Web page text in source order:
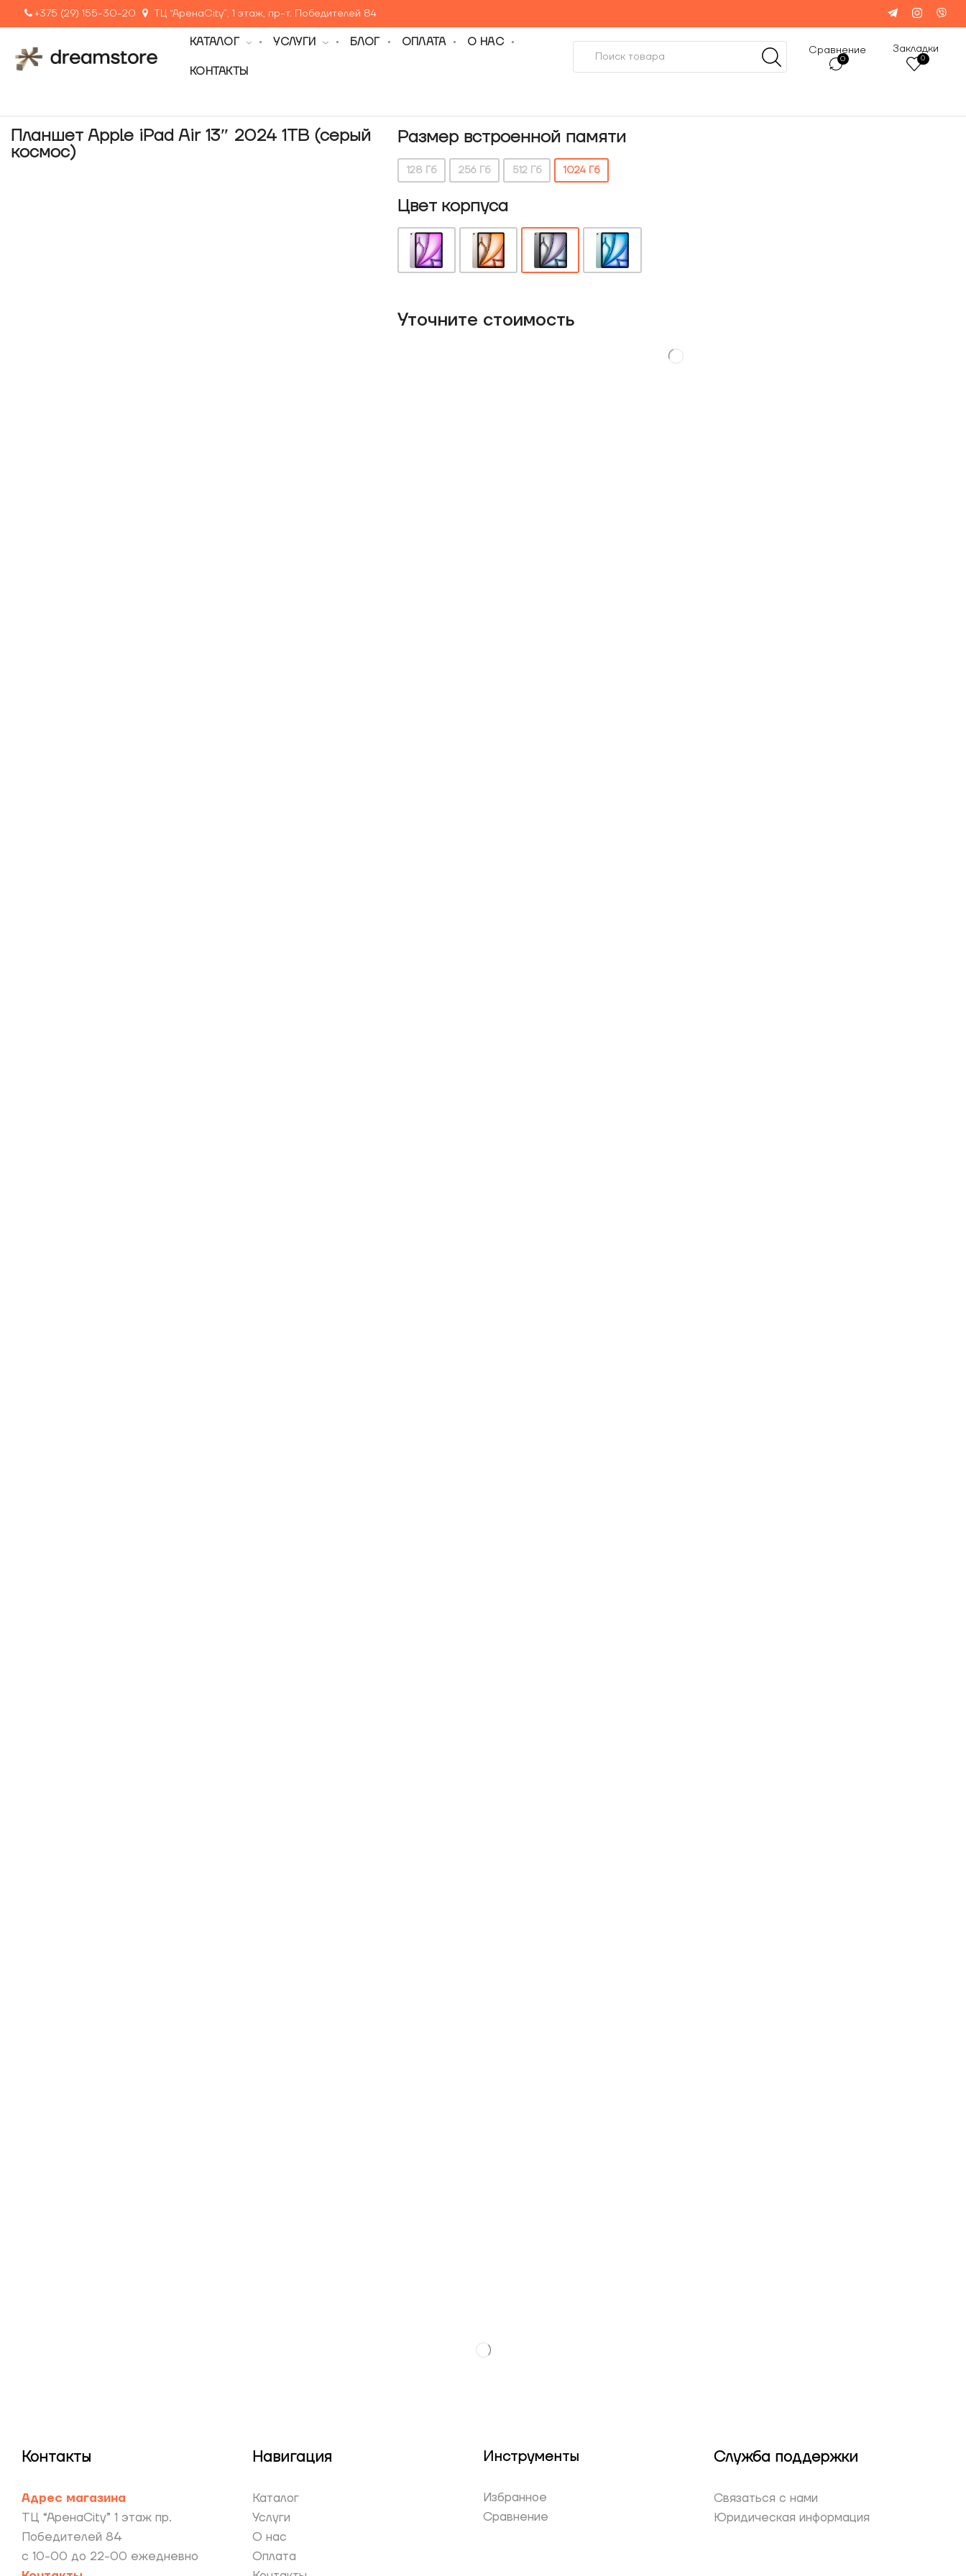
+375 (29) 155-30-20 ТЦ “АренаCity”, 1 этаж, пр-т. Победителей 84
КАТАЛОГ УСЛУГИ БЛОГ ОПЛАТА О НАС
КОНТАКТЫ
Сравнение
0
Закладки
0
Планшет Apple iPad Air 13″ 2024 1TB (серый
космос)
Размер встроенной памяти
128 Гб 256 Гб 512 Гб 1024 Гб
Цвет корпуса
Уточнитe стоимость
Контакты
Адрес магазина
ТЦ “АренаCity” 1 этаж пр.
Победителей 84
с 10-00 до 22-00 ежедневно
Навигация
Каталог
Услуги
О нас
Оплата
Инструменты
Избранное
Сравнение
Служба поддержки
Связаться с нами
Юридическая информация